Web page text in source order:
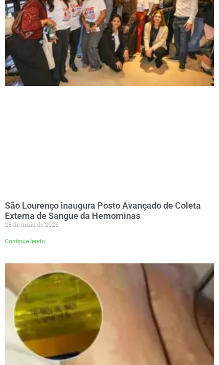
São Lourenço inaugura Posto Avançado de Coleta
Externa de Sangue da Hemominas
28 de maio de 2026
Continue lendo